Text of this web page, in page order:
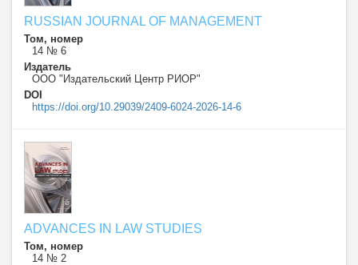
RUSSIAN JOURNAL OF MANAGEMENT
Том, номер
14 № 6
Издатель
ООО "Издательский Центр РИОР"
DOI
https://doi.org/10.29039/2409-6024-2026-14-6
ADVANCES IN LAW STUDIES
Том, номер
14 № 2